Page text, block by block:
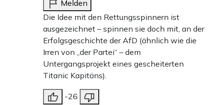
Melden
Die Idee mit den Rettungsspinnern ist
ausgezeichnet – spinnen sie doch mit, an der
Erfolgsgeschichte der AfD (ähnlich wie die
Irren von „der Partei“ – dem
Untergangsprojekt eines gescheiterten
Titanic Kapitäns).
-26